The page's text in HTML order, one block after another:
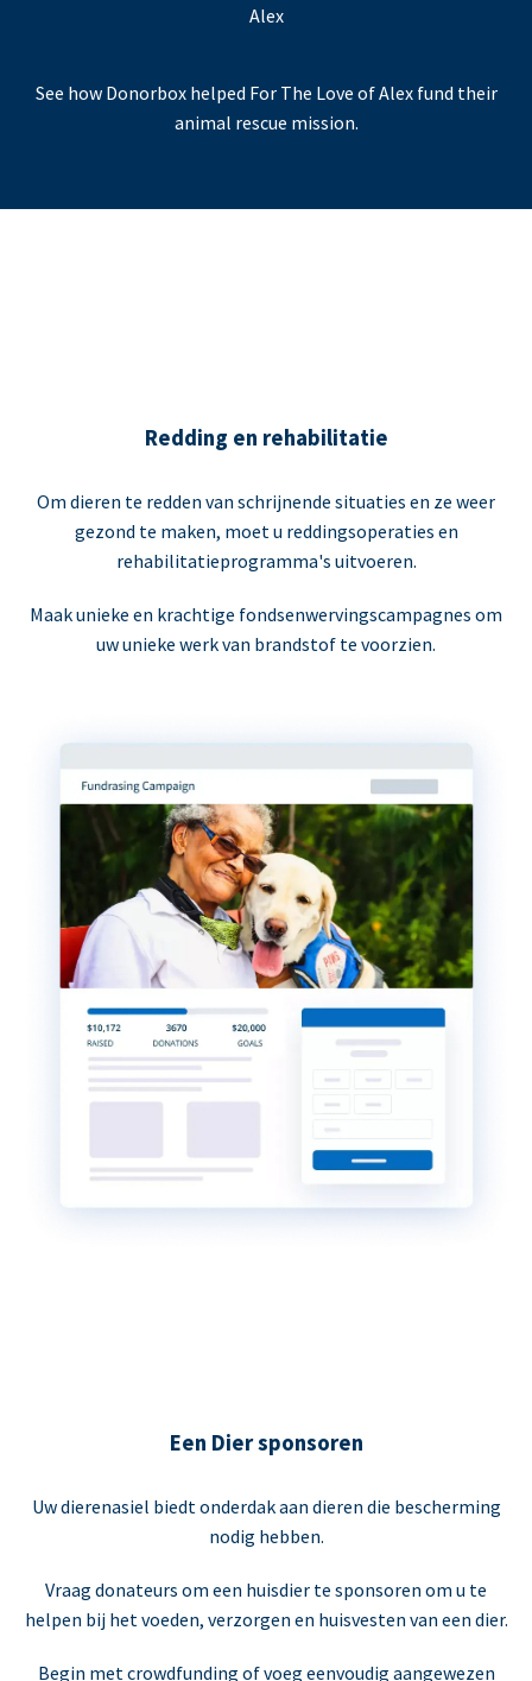
Alex
See how Donorbox helped For The Love of Alex fund their
animal rescue mission.
Redding en rehabilitatie
Om dieren te redden van schrijnende situaties en ze weer
gezond te maken, moet u reddingsoperaties en
rehabilitatieprogramma's uitvoeren.
Maak unieke en krachtige fondsenwervingscampagnes om
uw unieke werk van brandstof te voorzien.
Een Dier sponsoren
Uw dierenasiel biedt onderdak aan dieren die bescherming
nodig hebben.
Vraag donateurs om een huisdier te sponsoren om u te
helpen bij het voeden, verzorgen en huisvesten van een dier.
Begin met crowdfunding of voeg eenvoudig aangewezen